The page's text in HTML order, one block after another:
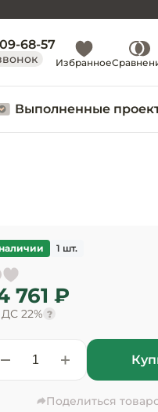
68-57
Избранное
Выполненные
761 ₽
22% ?
1 шт.
Поделиться